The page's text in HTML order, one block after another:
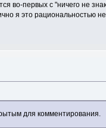
во-первых с "ничего не
я это рациональностью
для комментирования.